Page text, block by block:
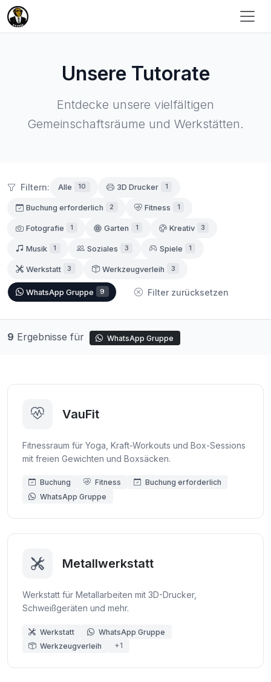
Unsere Tutorate
Entdecke unsere vielfältigen
Gemeinschaftsräume und Werkstätten.
Filtern: Alle 10 3D Drucker 1
Buchung erforderlich 2 Fitness 1
Fotografie 1 Garten 1 Kreativ 3
Musik 1 Soziales 3 Spiele 1
Werkstatt 3 Werkzeugverleih 3
WhatsApp Gruppe 9 Filter zurücksetzen
9 Ergebnisse für WhatsApp Gruppe
VauFit
Fitnessraum für Yoga, Kraft-Workouts und Box-Sessions
mit freien Gewichten und Boxsäcken.
Buchung Fitness
Buchung erforderlich
WhatsApp Gruppe
Metallwerkstatt
Werkstatt für Metallarbeiten mit 3D-Drucker,
Schweißgeräten und mehr.
Werkstatt
WhatsApp Gruppe
Werkzeugverleih
+1